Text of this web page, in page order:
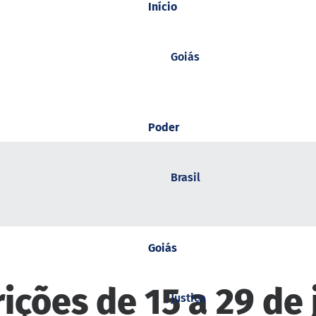
Goiás
Brasil
Justiça
Início
Poder
Goiás
de 15 a 29